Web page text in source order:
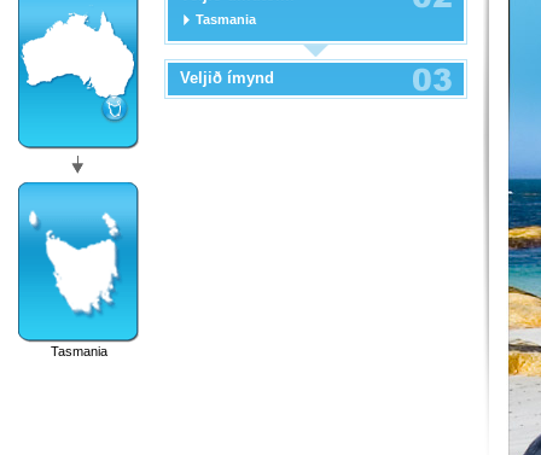
Tasmania
Tasmania
Veljið ímynd